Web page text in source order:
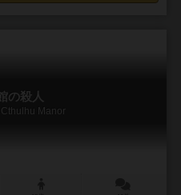
の殺人
Manor